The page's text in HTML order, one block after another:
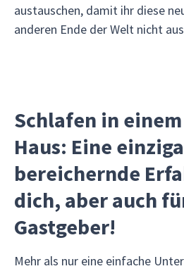
austauschen, damit ihr diese
anderen Ende der Welt nicht
Schlafen in
Haus: Eine
bereichernde
dich, aber auch
Gastgeber!
Mehr als nur eine einfache